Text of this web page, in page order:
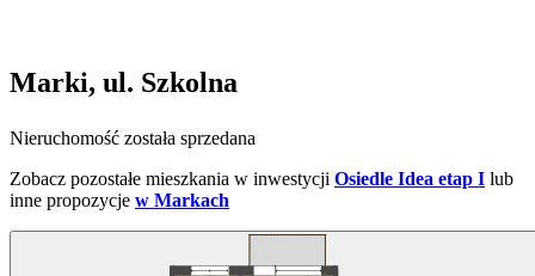
Marki, ul. Szkolna
Nieruchomość została sprzedana
Zobacz pozostałe mieszkania w inwestycji Osiedle Idea etap I lub
inne propozycje w Markach